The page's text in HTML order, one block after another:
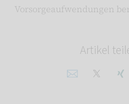
Vorsorgeaufwendungen
Artikel
Per E-Mail
Auf X